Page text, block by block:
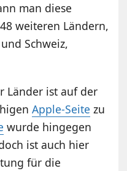
man diese
weiteren Ländern,
Schweiz,
Länder ist auf der
Apple-Seite zu
wurde hingegen
ist auch hier
für die